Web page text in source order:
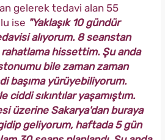
gelerek tedavi alan 55
ise "Yaklaşık 10 gündür
alıyorum. 8 seanstan
hissettim. Şu anda
bile zaman zaman
başıma yürüyebiliyorum.
sıkıntılar yaşamıştım.
üzerine Sakarya'dan buraya
geliyorum, haftada 5 gün